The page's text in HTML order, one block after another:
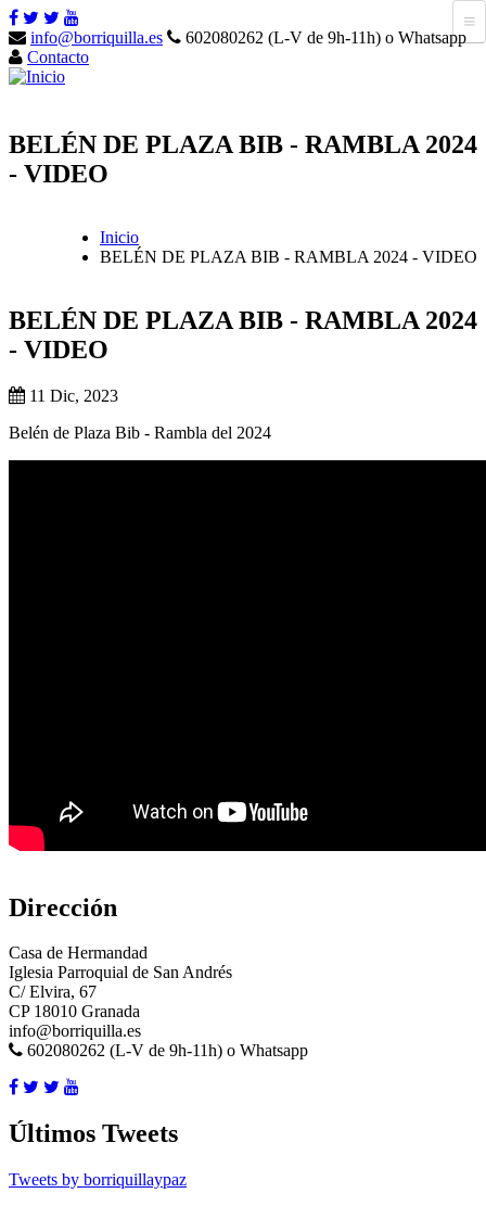
info@borriquilla.es
602080262 (L-V de 9h-11h) o Whatsapp
Contacto
BELÉN DE PLAZA BIB - RAMBLA 2024
- VIDEO
Inicio
BELÉN DE PLAZA BIB - RAMBLA 2024 - VIDEO
BELÉN DE PLAZA BIB - RAMBLA 2024
- VIDEO
11 Dic, 2023
Belén de Plaza Bib - Rambla del 2024
Dirección
Casa de Hermandad
Iglesia Parroquial de San Andrés
C/ Elvira, 67
CP 18010 Granada
info@borriquilla.es
602080262 (L-V de 9h-11h) o Whatsapp
Últimos Tweets
Tweets by borriquillaypaz